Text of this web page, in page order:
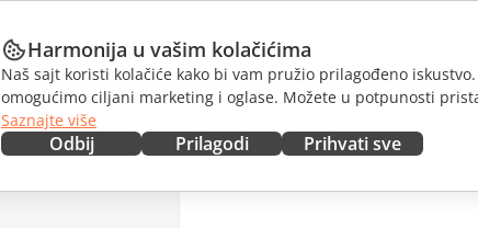
Harmonija u vašim kolačićima
Naš sajt koristi kolačiće kako bi vam pružio prilagođeno
omogućimo ciljani marketing i oglase. Možete u potpunosti
Saznajte više
Odbij Prilagodi Prihvati sve